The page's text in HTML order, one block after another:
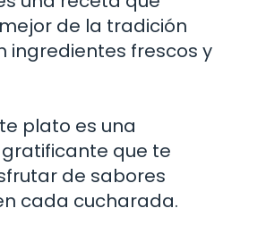
de la tradición
ingredientes frescos y
plato es una
que te
de sabores
cada cucharada.